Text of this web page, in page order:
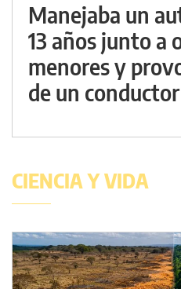
Manejaba un
13 años junto a
menores y
de un conductor
CIENCIA Y VIDA